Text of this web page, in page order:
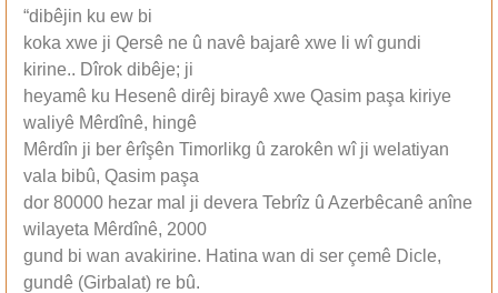
“dibêjin ku ew bi
koka xwe ji Qersê ne û navê bajarê xwe li wî gundi
kirine.. Dîrok dibêje; ji
heyamê ku Hesenê dirêj birayê xwe Qasim paşa kiriye
waliyê Mêrdînê, hingê
Mêrdîn ji ber êrîşên Timorlikg û zarokên wî ji welatiyan
vala bibû, Qasim paşa
dor 80000 hezar mal ji devera Tebrîz û Azerbêcanê anîne
wilayeta Mêrdînê, 2000
gund bi wan avakirine. Hatina wan di ser çemê Dicle,
gundê (Girbalat) re bû.